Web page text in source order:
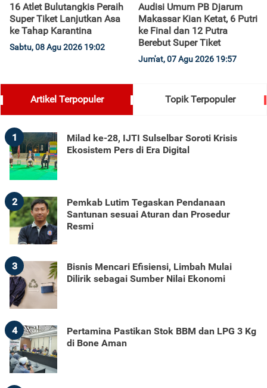
16 Atlet Bulutangkis Peraih
Super Tiket Lanjutkan Asa
ke Tahap Karantina
Sabtu, 08 Agu 2026 19:02
Audisi Umum PB Djarum
Makassar Kian Ketat, 6 Putri
ke Final dan 12 Putra
Berebut Super Tiket
Jum'at, 07 Agu 2026 19:57
Artikel Terpopuler Topik Terpopuler
1
Milad ke-28, IJTI Sulselbar Soroti Krisis
Ekosistem Pers di Era Digital
2
Pemkab Lutim Tegaskan Pendanaan
Santunan sesuai Aturan dan Prosedur
Resmi
3
Bisnis Mencari Efisiensi, Limbah Mulai
Dilirik sebagai Sumber Nilai Ekonomi
4
Pertamina Pastikan Stok BBM dan LPG 3 Kg
di Bone Aman